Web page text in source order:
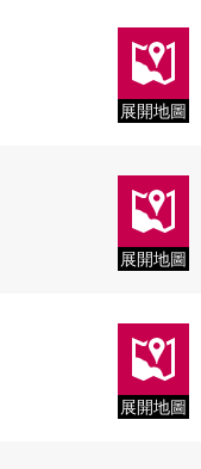
展開地圖
展開地圖
展開地圖